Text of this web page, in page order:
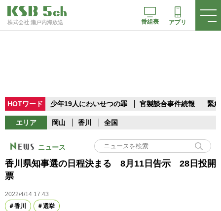
株式会社 瀬戸内海放送 番組表 アプリ
HOTワード 少年19人にわいせつの罪 官製談合事件続報 緊
エリア 岡山 香川 全国
ニュース
香川県知事選の日程決まる 8月11日告示 28日投開
票
2022/4/14 17:43
香川
選挙